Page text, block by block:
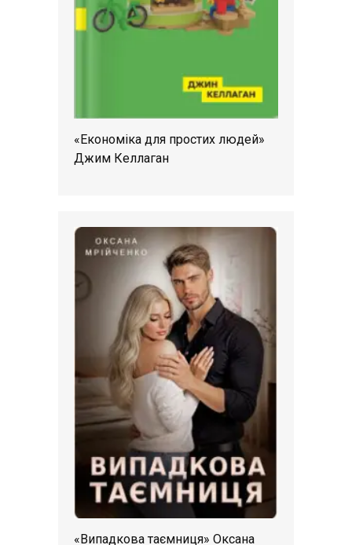
«Економіка для простих людей»
Джим Келлаган
«Випадкова таємниця» Оксана